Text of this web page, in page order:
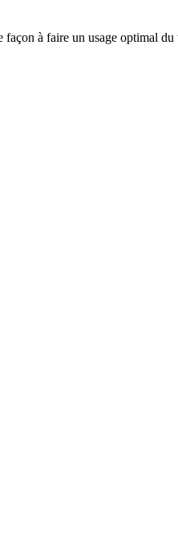
à faire un usage optimal du